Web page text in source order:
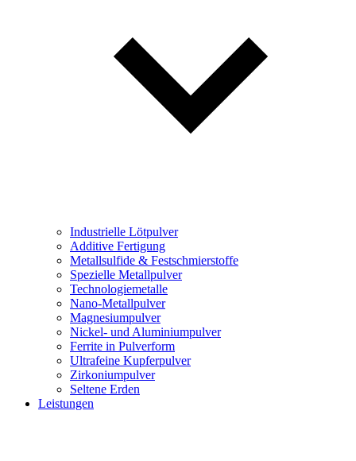
Industrielle Lötpulver
Additive Fertigung
Metallsulfide & Festschmierstoffe
Spezielle Metallpulver
Technologiemetalle
Nano-Metallpulver
Magnesiumpulver
Nickel- und Aluminiumpulver
Ferrite in Pulverform
Ultrafeine Kupferpulver
Zirkoniumpulver
Seltene Erden
Leistungen